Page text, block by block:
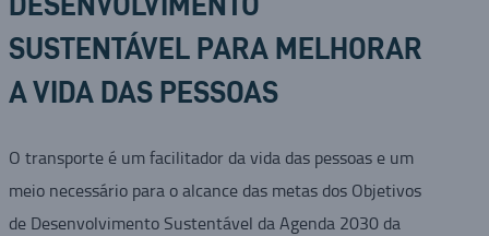
SUSTENTÁVEL PARA MELHORAR
A VIDA DAS PESSOAS
O transporte é um facilitador da vida das pessoas e um
meio necessário para o alcance das metas dos Objetivos
de Desenvolvimento Sustentável da Agenda 2030 da